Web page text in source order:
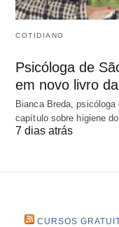
COTIDIANO
Psicóloga de
em novo livro
Bianca Breda,
capítulo sobre higiene
7 dias atrás
CURSOS